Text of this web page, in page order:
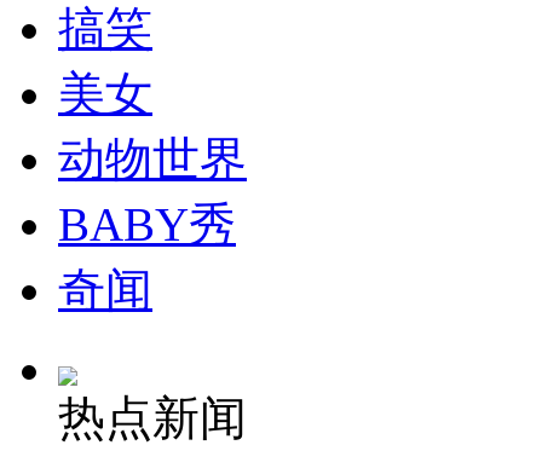
走！跟着总书记去植树
消防员救轻生者 花炮节热闹非凡
司机酒驾遇交警 急速倒车逃窜
搞笑
美女
动物世界
BABY秀
奇闻
热点新闻